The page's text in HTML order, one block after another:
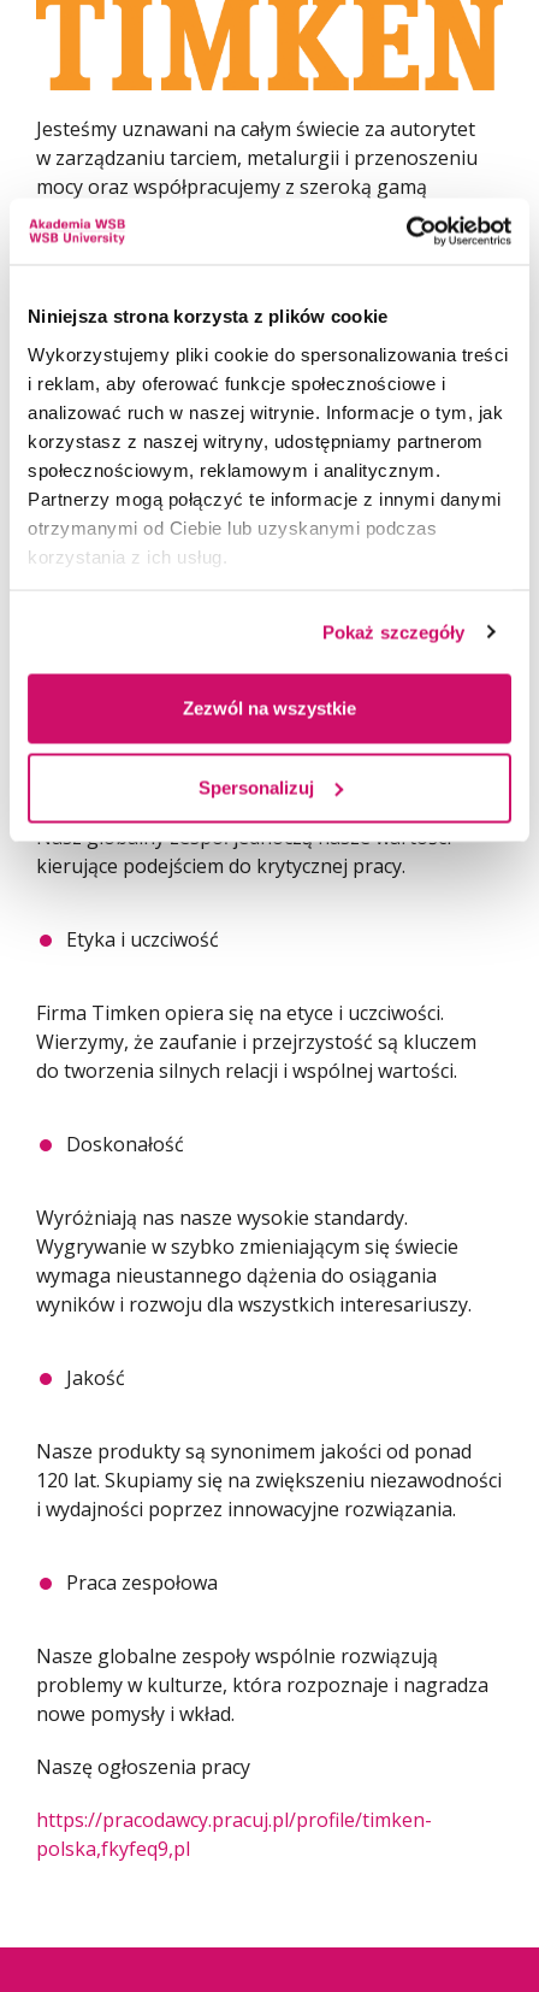
Niniejsza strona korzysta z plików cookie
Wykorzystujemy pliki cookie do spersonalizowania treści
i reklam, aby oferować funkcje społecznościowe i
analizować ruch w naszej witrynie. Informacje o tym, jak
korzystasz z naszej witryny, udostępniamy partnerom
społecznościowym, reklamowym i analitycznym.
Partnerzy mogą połączyć te informacje z innymi danymi
otrzymanymi od Ciebie lub uzyskanymi podczas
korzystania z ich usług.
Pokaż szczegóły
Zezwól na wszystkie
Spersonalizuj
Jesteśmy uznawani na całym świecie za autorytet
w zarządzaniu tarciem, metalurgii i przenoszeniu
mocy oraz współpracujemy z szeroką gamą
globalnych klientów. Nasza głęboka wiedza
branżowa i rozległe doświadczenie na rynkach i w
sprawnie wprowadzamy innowacje i rozwiązujemy
problemy w nawet najtrudniejszych światowych
zastosowaniach.
Nasza praca jest integralną częścią utrzymywania
globalnego przemysłu w ruchu. Dzięki naszemu
rosnącemu portfolio produktów i usług rozwijamy
branże, pomagając zasilać technologie
odnawialnych źródeł energii, skutecznie rozwijać
transport i umożliwiać bezpieczną produkcję
Od ponad 120 lat stosujemy nasze innowacyjne
rozwiązania problemów w najtrudniejszych
aplikacjach na całym świecie. Rozszerzamy to samo
krytyczne myślenie i przywództwo na postrzeganie
naszej odpowiedzialność jako globalnego
obywatela korporacyjnego.
Nasz globalny zespół jednoczą nasze wartości
kierujące podejściem do krytycznej pracy.
Etyka i uczciwość
Firma Timken opiera się na etyce i uczciwości.
Wierzymy, że zaufanie i przejrzystość są kluczem
do tworzenia silnych relacji i wspólnej wartości.
Doskonałość
Wyróżniają nas nasze wysokie standardy.
Wygrywanie w szybko zmieniającym się świecie
wymaga nieustannego dążenia do osiągania
wyników i rozwoju dla wszystkich interesariuszy.
Jakość
Nasze produkty są synonimem jakości od ponad
120 lat. Skupiamy się na zwiększeniu niezawodności
i wydajności poprzez innowacyjne rozwiązania.
Praca zespołowa
Nasze globalne zespoły wspólnie rozwiązują
problemy w kulturze, która rozpoznaje i nagradza
nowe pomysły i wkład.
Naszę ogłoszenia pracy
https://pracodawcy.pracuj.pl/profile/timken-
polska,fkyfeq9,pl